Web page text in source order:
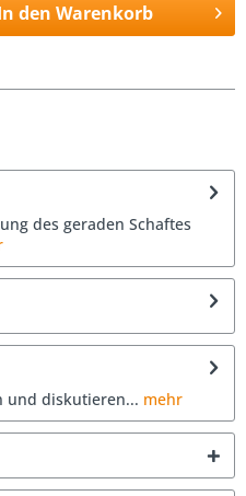
den Warenkorb
des geraden Schaftes
und diskutieren... mehr